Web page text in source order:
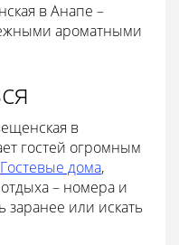
в Анапе –
ароматными
в
гостей огромным
Гостевые дома,
– номера и
или искать